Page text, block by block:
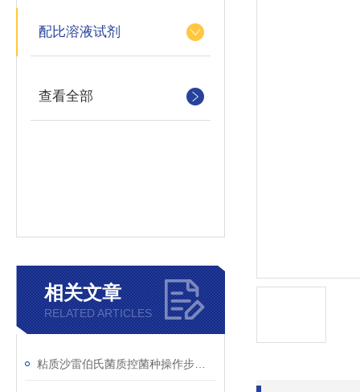
配比溶液试剂
查看全部
相关文章
RELATED ARTICLES